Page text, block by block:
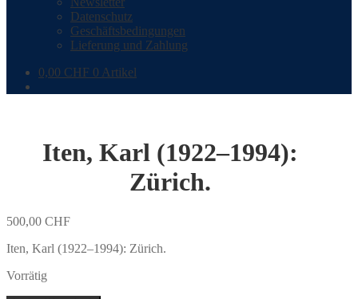
Datenschutz
Geschäftsbedingungen
Lieferung und Zahlung
0,00 CHF 0 Artikel
Iten, Karl (1922–1994):
Zürich.
500,00 CHF
Iten, Karl (1922–1994): Zürich.
Vorrätig